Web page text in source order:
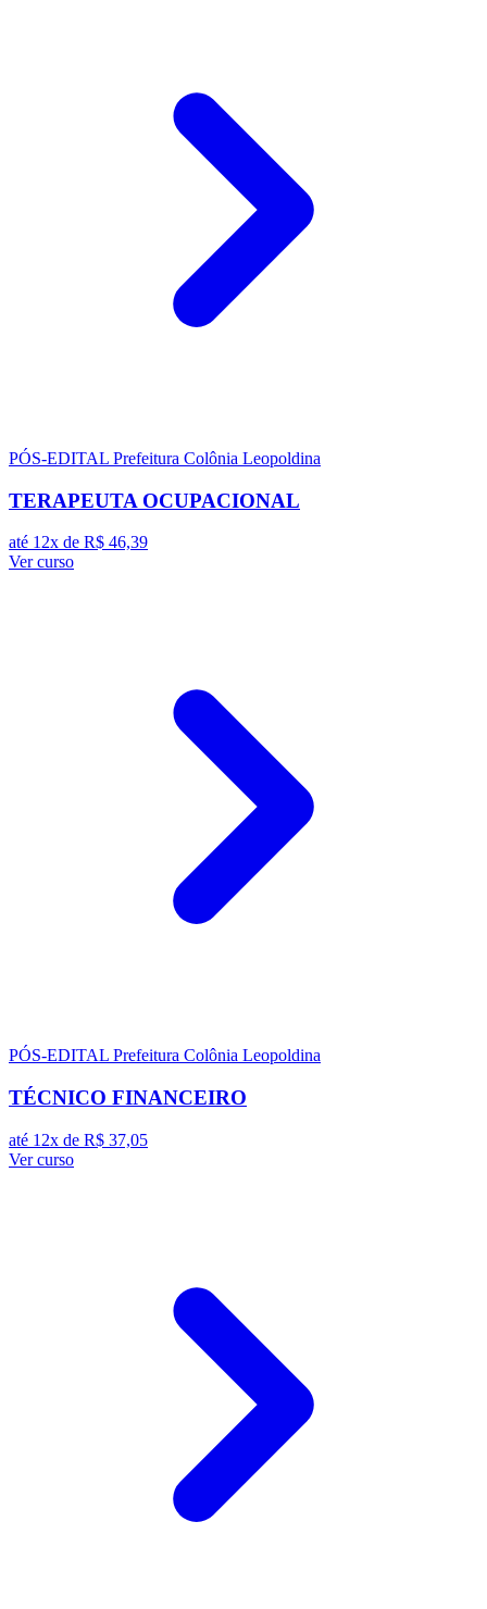
PÓS-EDITAL Prefeitura Colônia Leopoldina
TERAPEUTA OCUPACIONAL
até 12x de R$ 46,39
Ver curso
PÓS-EDITAL Prefeitura Colônia Leopoldina
TÉCNICO FINANCEIRO
até 12x de R$ 37,05
Ver curso